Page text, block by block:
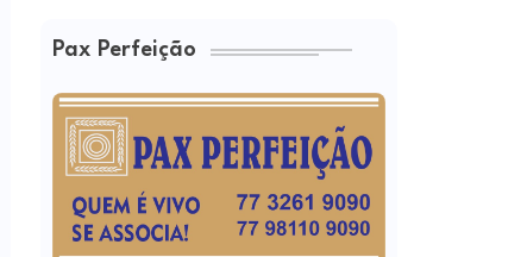
Pax Perfeição